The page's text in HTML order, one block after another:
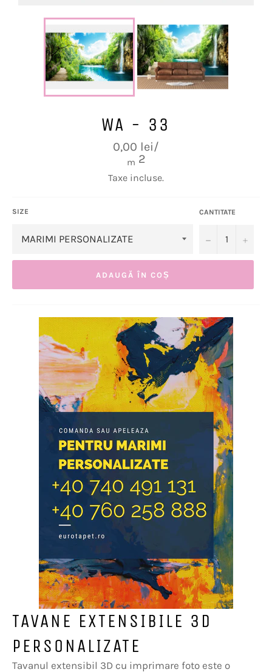
WA - 33
Preț
obișnuit
0,00 lei/
m 2
Taxe incluse.
SIZE CANTITATE
− +
ADAUGĂ ÎN COȘ
TAVANE EXTENSIBILE 3D
PERSONALIZATE
Tavanul extensibil 3D cu imprimare foto este o